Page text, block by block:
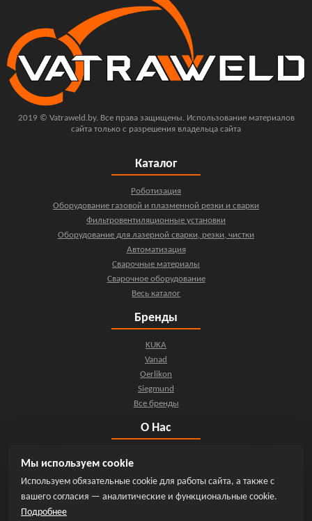
2019 © Vatraweld.by. Все права защищены. Использование материалов
сайта только с разрешения владельца сайта
Каталог
Роботизация
Оборудование газовой и плазменной резки и сварки
Фильтровентиляционные установки
Оборудование для лазерной сварки, резки, чистки
Автоматизация
Сварочные материалы
Сварочное оборудование
Весь каталог
Бренды
KUKA
Vanad
Oerlikon
Siegmund
Все бренды
О Нас
Новости
Мы на YouTube
Мы используем cookie
Используем обязательные cookie для работы сайта, а также с
вашего согласия — аналитические и функциональные cookie.
Подробнее